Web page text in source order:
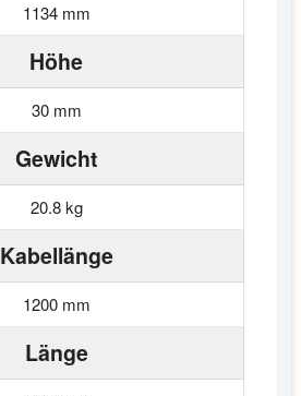
1134 mm
Höhe
30 mm
Gewicht
20.8 kg
Kabellänge
1200 mm
Länge